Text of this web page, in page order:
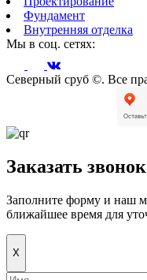
Фундамент
Внутренняя отделка
Мы в соц. сетях:
Северный сруб ©. Все
Заказать звонок
Заполните форму и наш
ближайшее время для
Х